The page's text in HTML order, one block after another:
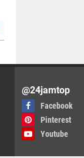
@24jamtop
Facebook
Pinterest
Youtube